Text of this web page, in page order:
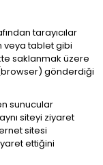
tarayıcılar
veya tablet gibi
saklanmak üzere
(browser) gönderdiği
sunucular
siteyi ziyaret
sitesi
ettiğini